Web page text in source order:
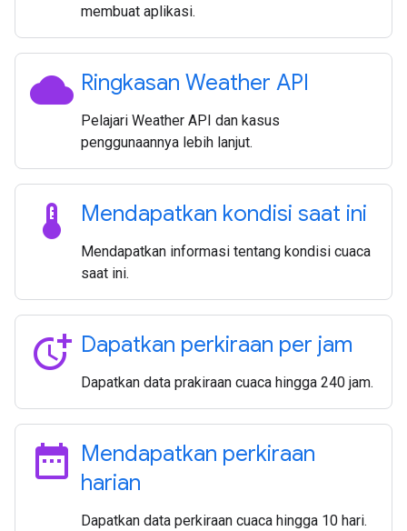
membuat aplikasi.
cloud Ringkasan Weather API
Pelajari Weather API dan kasus
penggunaannya lebih lanjut.
thermostat Mendapatkan kondisi saat ini
Mendapatkan informasi tentang kondisi cuaca
saat ini.
more_time Dapatkan perkiraan per jam
Dapatkan data prakiraan cuaca hingga 240 jam.
date_range Mendapatkan perkiraan
harian
Dapatkan data perkiraan cuaca hingga 10 hari.